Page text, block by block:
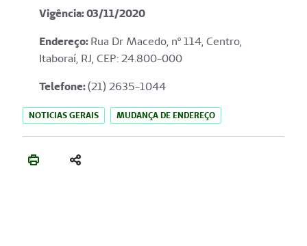
Vigência: 03/11/2020
Endereço:Rua Dr Macedo, nº 114, Centro,
Itaboraí, RJ, CEP: 24.800-000
Telefone:(21) 2635-1044
NOTICIAS GERAIS MUDANÇA DE ENDEREÇO